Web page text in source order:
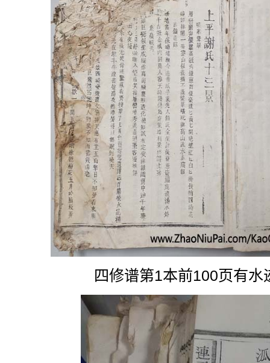
四修谱第1本前100页有水